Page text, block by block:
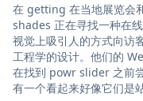
在 getting 在当地展览会
shades 正在寻找一种在
视觉上吸引人的方式向访
工程学的设计。他们的
在找到 powr slider 之前
有一个看起来好像它们是